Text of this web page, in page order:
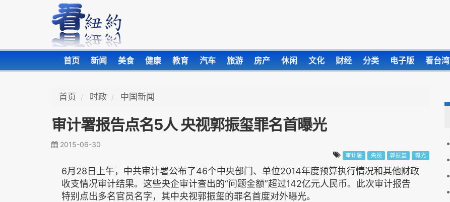
首页 新闻 美食 健康 教育 汽车 旅游 房产 休闲 文化 财经 分类 电子版 看台湾
首页 时政 中国新闻
审计署报告点名5人 央视郭振玺罪名首曝光
2015-06-30
审计署 央视 郭振玺 曝光
6月28日上午，中共审计署公布了46个中央部门、单位2014年度预算执行情况和其他财政
收支情况审计结果。这些央企审计查出的“问题金额”超过142亿元人民币。此次审计报告
特别点出多名官员名字，其中央视郭振玺的罪名首度对外曝光。